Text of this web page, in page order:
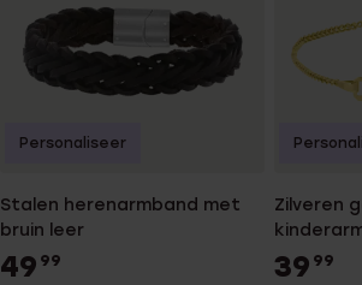
Stalen herenarmband met
bruin leer
49 99
Personaliseer
Zilveren
39 99